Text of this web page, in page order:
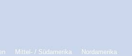
Mittel- / Südamerika Nordamerika